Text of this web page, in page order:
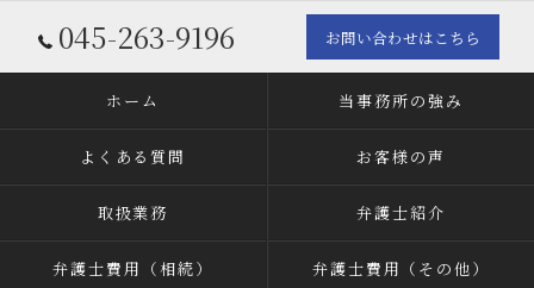
045-263-9196 お問い合わせはこちら
ホーム 当事務所の強み
よくある質問 お客様の声
取扱業務 弁護士紹介
弁護士費用（相続） 弁護士費用（その他）